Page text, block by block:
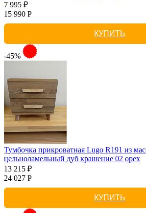
7 995 ₽
15 990 Р
КУПИТЬ
-45%
Тумбочка прикроватная Lugo R191 из
цельноламельный дуб крашение 02 орех
13 215 ₽
24 027 Р
КУПИТЬ